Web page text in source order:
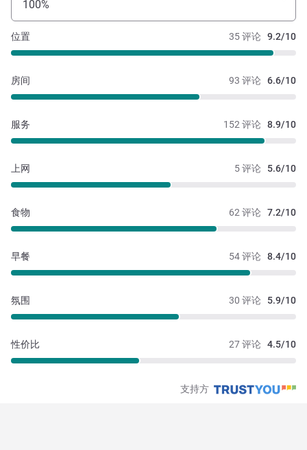
100%
35 评论 9.2/10
位置
93 评论 6.6/10
房间
152 评论 8.9/10
服务
5 评论 5.6/10
上网
62 评论 7.2/10
食物
54 评论 8.4/10
早餐
30 评论 5.9/10
氛围
27 评论 4.5/10
性价比
支持方